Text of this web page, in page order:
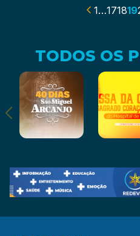
1…171819
TODOS OS